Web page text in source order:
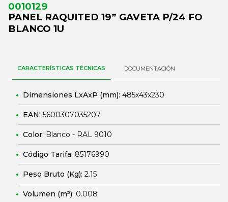
0010129
PANEL RAQUITED 19” GAVETA P/24 FO
BLANCO 1U
CARACTERÍSTICAS TÉCNICAS DOCUMENTACIÓN
Dimensiones LxAxP (mm): 485x43x230
EAN: 5600307035207
Color: Blanco - RAL 9010
Código Tarifa: 85176990
Peso Bruto (Kg): 2.15
Volumen (m³): 0.008